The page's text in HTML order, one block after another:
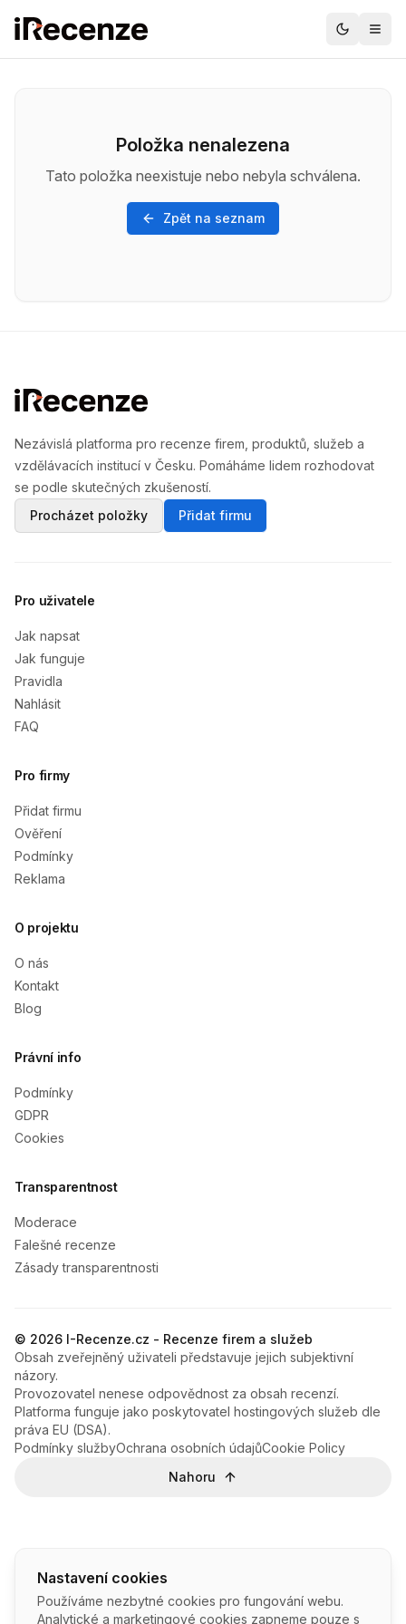
Položka nenalezena
Tato položka neexistuje nebo nebyla schválena.
Zpět na seznam
Nastavení cookies
Používáme nezbytné cookies pro fungování webu.
Analytické a marketingové cookies zapneme pouze s
Nezávislá platforma pro recenze firem, produktů, služeb a
vzdělávacích institucí v Česku. Pomáháme lidem rozhodovat
se podle skutečných zkušeností.
Procházet položky
Přidat firmu
Pro uživatele
Jak napsat
Jak funguje
Pravidla
Nahlásit
FAQ
Pro firmy
Přidat firmu
Ověření
Podmínky
Reklama
O projektu
O nás
Kontakt
Blog
Právní info
Podmínky
GDPR
Cookies
Transparentnost
Moderace
Falešné recenze
Zásady transparentnosti
© 2026 I-Recenze.cz - Recenze firem a služeb
Obsah zveřejněný uživateli představuje jejich subjektivní
názory.
Provozovatel nenese odpovědnost za obsah recenzí.
Platforma funguje jako poskytovatel hostingových služeb dle
práva EU (DSA).
Podmínky službyOchrana osobních údajůCookie Policy
Nahoru